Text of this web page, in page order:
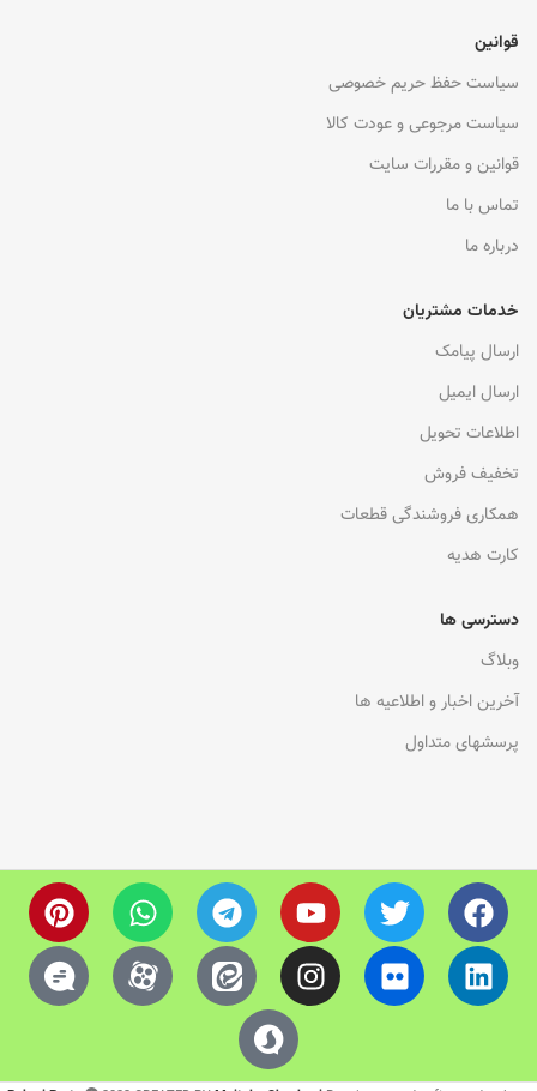
قوانین
سیاست حفظ حریم خصوصی
سیاست مرجوعی و عودت کالا
قوانین و مقررات سایت
تماس با ما
درباره ما
خدمات مشتریان
ارسال پیامک
ارسال ایمیل
اطلاعات تحویل
تخفیف فروش
همکاری فروشندگی قطعات
کارت هدیه
دسترسی ها
وبلاگ
آخرین اخبار و اطلاعیه ها
پرسشهای متداول